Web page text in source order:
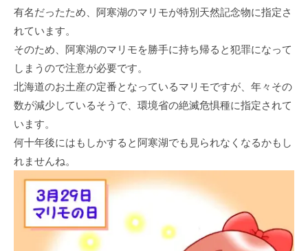
有名だったため、阿寒湖のマリモが特別天然記念物に指定さ
れています。
そのため、阿寒湖のマリモを勝手に持ち帰ると犯罪になって
しまうので注意が必要です。
北海道のお土産の定番となっているマリモですが、年々その
数が減少しているそうで、環境省の絶滅危惧種に指定されて
います。
何十年後にはもしかすると阿寒湖でも見られなくなるかもし
れませんね。